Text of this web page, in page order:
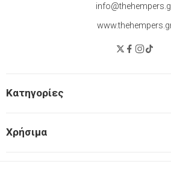
Κατηγορίες
Χρήσιμα